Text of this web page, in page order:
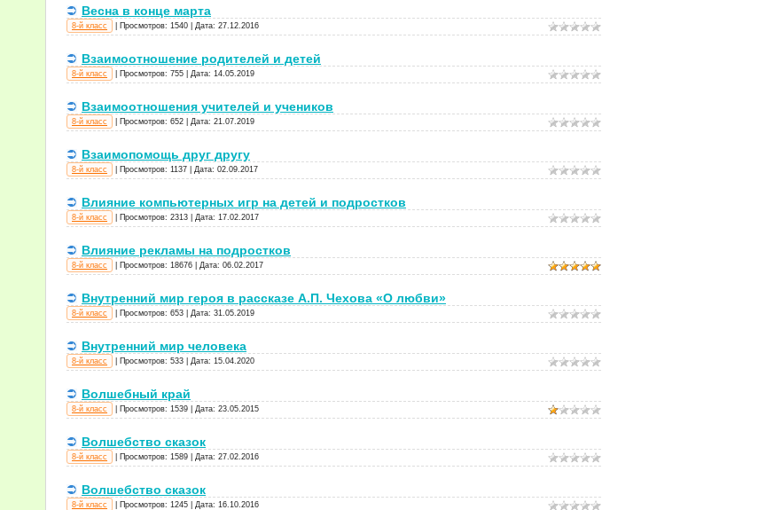
Весна в конце марта
8-й класс Просмотров: 1540 Дата: 27.12.2016
Взаимоотношение родителей и детей
8-й класс Просмотров: 755 Дата: 14.05.2019
Взаимоотношения учителей и учеников
8-й класс Просмотров: 652 Дата: 21.07.2019
Взаимопомощь друг другу
8-й класс Просмотров: 1137 Дата: 02.09.2017
Влияние компьютерных игр на детей и подростков
8-й класс Просмотров: 2313 Дата: 17.02.2017
Влияние рекламы на подростков
8-й класс Просмотров: 18676 Дата: 06.02.2017
Внутренний мир героя в рассказе А.П. Чехова «О любви»
8-й класс Просмотров: 653 Дата: 31.05.2019
Внутренний мир человека
8-й класс Просмотров: 533 Дата: 15.04.2020
Волшебный край
8-й класс Просмотров: 1539 Дата: 23.05.2015
Волшебство сказок
8-й класс Просмотров: 1589 Дата: 27.02.2016
Волшебство сказок
8-й класс Просмотров: 1245 Дата: 16.10.2016